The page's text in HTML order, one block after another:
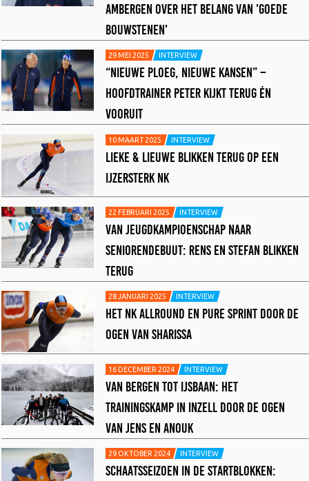
AMBERGEN OVER HET BELANG VAN 'GOEDE
BOUWSTENEN'
29 MEI 2025 INTERVIEW
“NIEUWE PLOEG, NIEUWE KANSEN” –
HOOFDTRAINER PETER KIJKT TERUG ÉN
VOORUIT
10 MAART 2025 INTERVIEW
LIEKE & LIEUWE BLIKKEN TERUG OP EEN
IJZERSTERK NK
22 FEBRUARI 2025 INTERVIEW
VAN JEUGDKAMPIOENSCHAP NAAR
SENIORENDEBUUT: RENS EN STEFAN BLIKKEN
TERUG
28 JANUARI 2025 INTERVIEW
HET NK ALLROUND EN PURE SPRINT DOOR DE
OGEN VAN SHARISSA
16 DECEMBER 2024 INTERVIEW
VAN BERGEN TOT IJSBAAN: HET
TRAININGSKAMP IN INZELL DOOR DE OGEN
VAN JENS EN ANOUK
29 OKTOBER 2024 INTERVIEW
SCHAATSSEIZOEN IN DE STARTBLOKKEN: